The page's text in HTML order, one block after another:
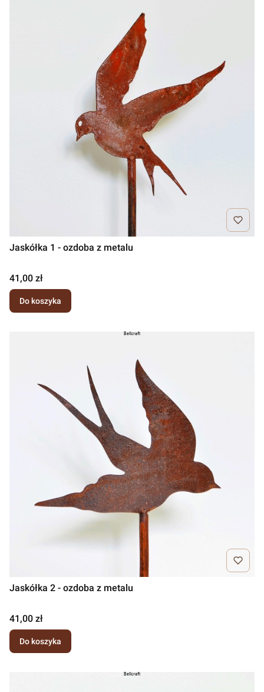
Jaskółka 1 - ozdoba z metalu
Cena
41,00 zł
Do koszyka
Jaskółka 2 - ozdoba z metalu
Cena
41,00 zł
Do koszyka